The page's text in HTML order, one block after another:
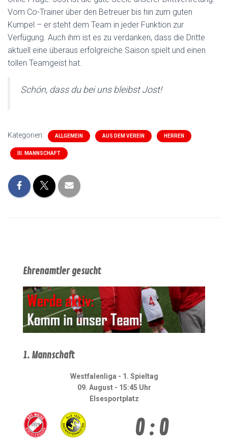
Vom Co-Trainer über den Betreuer bis hin zum guten
Kumpel – er steht dem Team in jeder Funktion zur
Verfügung. Auch ihm ist es zu verdanken, dass die Dritte
aktuell eine überaus erfolgreiche Saison spielt und einen
tollen Teamgeist hat.
Schön, dass du bei uns bleibst Jost!
Kategorien: ALLGEMEIN AUS DEM VEREIN HERREN
III. MANNSCHAFT
Ehrenamtler gesucht
1. Mannschaft
Westfalenliga - 1. Spieltag
09. August - 15:45 Uhr
Elsesportplatz
0 : 0